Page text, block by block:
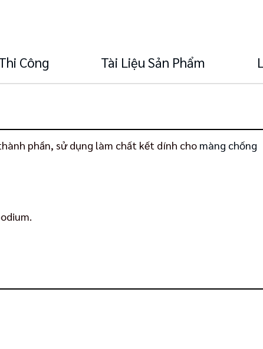
Công Tài Liệu Sản Phẩm
phần, sử dụng làm chất kết dính cho màng chống